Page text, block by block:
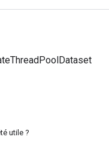
utile ?